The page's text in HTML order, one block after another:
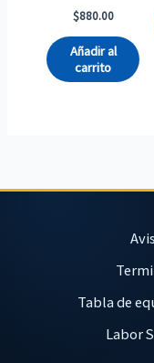
$880.00
Añadir al
carrito
Tabla de
Labor